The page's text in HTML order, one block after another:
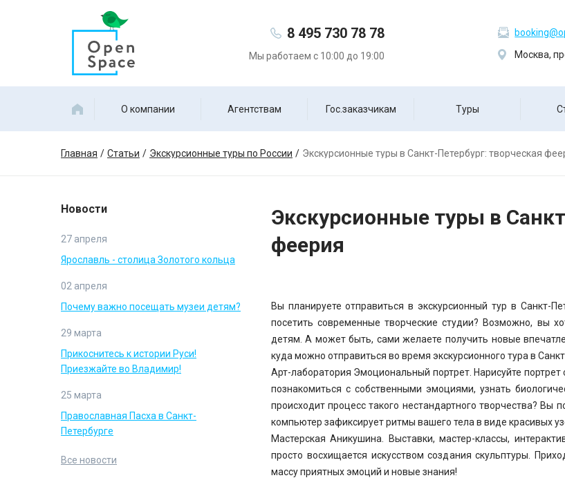
8 495 730 78 78
Мы работаем с 10:00 до 19:00
Москва,
О компании Агентствам Гос.заказчикам Туры
Главная Статьи Экскурсионные туры по России Экскурсионные туры в Санкт-Петербург: творческая
Новости
27 апреля
Ярославль - столица Золотого кольца
02 апреля
Почему важно посещать музеи детям?
29 марта
Прикоснитесь к истории Руси!
Приезжайте во Владимир!
25 марта
Православная Пасха в Санкт-
Петербурге
Все новости
Экскурсионные туры в
феерия
Вы планируете отправиться в экскурсионный тур в Санкт-
посетить современные творческие студии? Возможно, вы
детям. А может быть, сами желаете получить новые
куда можно отправиться во время экскурсионного тура в
Арт-лаборатория Эмоциональный портрет. Нарисуйте
познакомиться с собственными эмоциями, узнать
происходит процесс такого нестандартного творчества?
компьютер зафиксирует ритмы вашего тела в виде красивых
Мастерская Аникушина. Выставки, мастер-классы,
просто восхищается искусством создания скульптуры.
массу приятных эмоций и новые знания!